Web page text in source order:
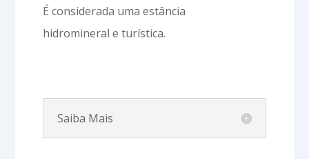
É considerada uma estância
hidromineral e turística.
Saiba Mais